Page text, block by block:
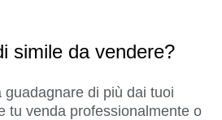
simile da vendere?
guadagnare di più dai tuoi
tu venda professionalmente o